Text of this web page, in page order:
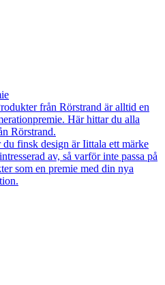
från Rörstrand är alltid en
Här hittar du alla
Rörstrand.
finsk design är Iittala ett märke
av, så varför inte passa på
som en premie med din nya